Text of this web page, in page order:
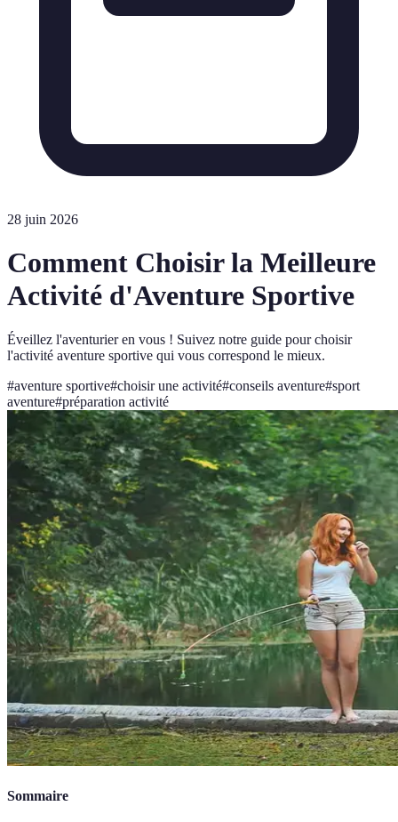
28 juin 2026
Comment Choisir la Meilleure
Activité d'Aventure Sportive
Éveillez l'aventurier en vous ! Suivez notre guide pour choisir
l'activité aventure sportive qui vous correspond le mieux.
#aventure sportive#choisir une activité#conseils aventure#sport
aventure#préparation activité
Sommaire